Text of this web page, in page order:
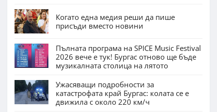
Когато една медия реши да пише
присъди вместо новини
Пълната програма на SPICE Music Festival
2026 вече е тук! Бургас отново ще бъде
музикалната столица на лятото
Ужасяващи подробности за
катастрофата край Бургас: колата се е
движила с около 220 км/ч